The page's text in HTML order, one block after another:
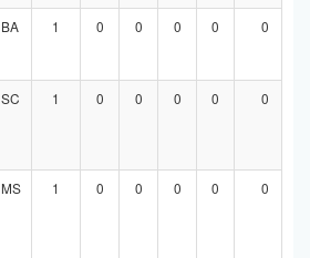
BA 1 0 0 0 0 0
SC 1 0 0 0 0 0
MS 1 0 0 0 0 0